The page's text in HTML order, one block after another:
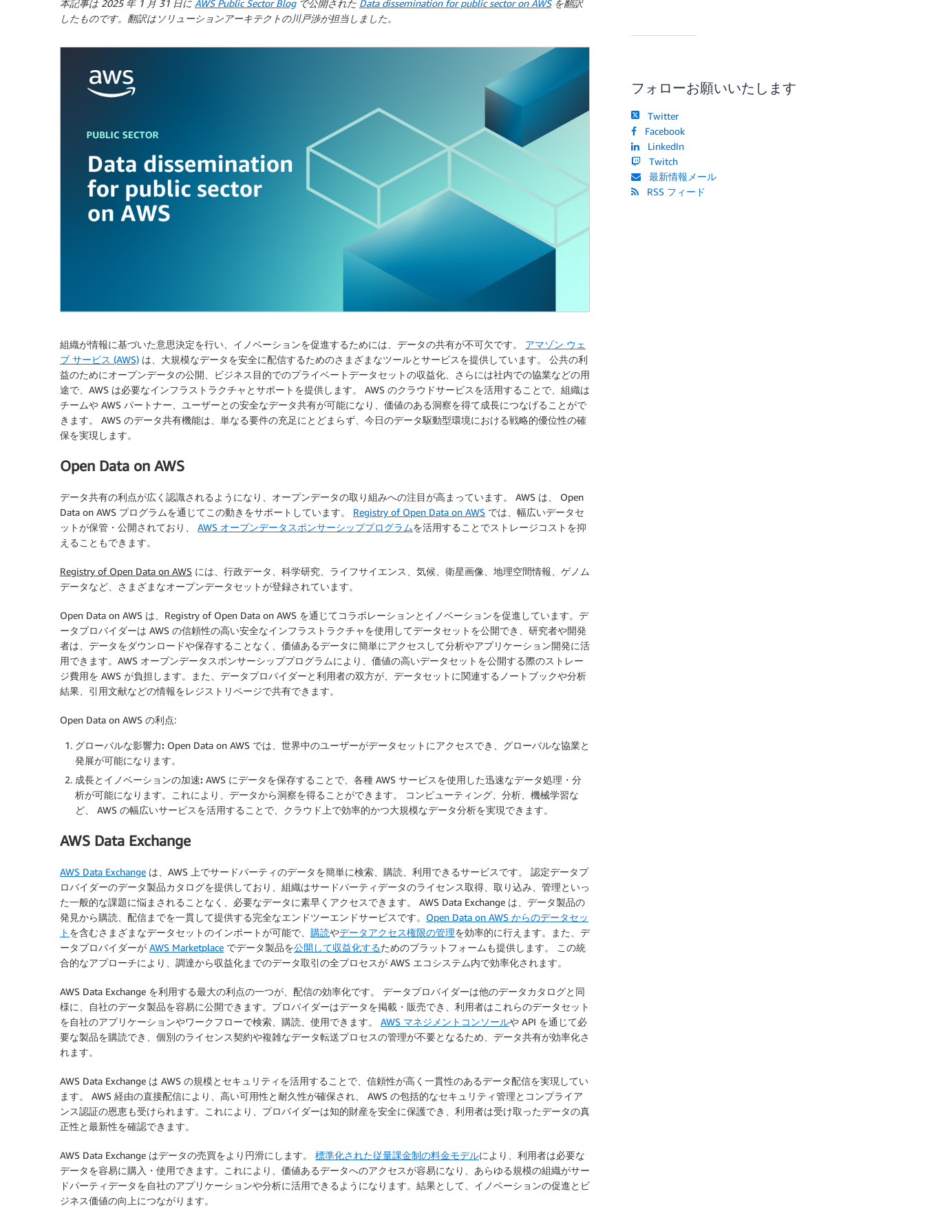
本記事は 2025 年 1 月 31 日に AWS Public Sector Blogで公開された Data dissemination for public sector on AWSを翻訳
したものです。翻訳はソリューションアーキテクトの川戸渉が担当しました。
組織が情報に基づいた意思決定を行い、イノベーションを促進するためには、データの共有が不可欠です。 アマゾン ウェ
ブ サービス (AWS) は、大規模なデータを安全に配信するためのさまざまなツールとサービスを提供しています。 公共の利
益のためにオープンデータの公開、ビジネス目的でのプライベートデータセットの収益化、さらには社内での協業などの用
途で、AWS は必要なインフラストラクチャとサポートを提供します。 AWS のクラウドサービスを活用することで、組織は
チームや AWS パートナー、ユーザーとの安全なデータ共有が可能になり、価値のある洞察を得て成長につなげることがで
きます。 AWS のデータ共有機能は、単なる要件の充足にとどまらず、今日のデータ駆動型環境における戦略的優位性の確
保を実現します。
Open Data on AWS
データ共有の利点が広く認識されるようになり、オープンデータの取り組みへの注目が高まっています。 AWS は、 Open
Data on AWS プログラムを通じてこの動きをサポートしています。 Registry of Open Data on AWS では、幅広いデータセ
ットが保管・公開されており、 AWS オープンデータスポンサーシッププログラムを活用することでストレージコストを抑
えることもできます。
Registry of Open Data on AWS には、行政データ、科学研究、ライフサイエンス、気候、衛星画像、地理空間情報、ゲノム
データなど、さまざまなオープンデータセットが登録されています。
Open Data on AWS は、Registry of Open Data on AWS を通じてコラボレーションとイノベーションを促進しています。デ
ータプロバイダーは AWS の信頼性の高い安全なインフラストラクチャを使用してデータセットを公開でき、研究者や開発
者は、データをダウンロードや保存することなく、価値あるデータに簡単にアクセスして分析やアプリケーション開発に活
用できます。AWS オープンデータスポンサーシッププログラムにより、価値の高いデータセットを公開する際のストレー
ジ費用を AWS が負担します。また、データプロバイダーと利用者の双方が、データセットに関連するノートブックや分析
結果、引用文献などの情報をレジストリページで共有できます。
Open Data on AWS の利点:
グローバルな影響力: Open Data on AWS では、世界中のユーザーがデータセットにアクセスでき、グローバルな協業と
発展が可能になります。
成長とイノベーションの加速: AWS にデータを保存することで、各種 AWS サービスを使用した迅速なデータ処理・分
析が可能になります。これにより、データから洞察を得ることができます。 コンピューティング、分析、機械学習な
ど、 AWS の幅広いサービスを活用することで、クラウド上で効率的かつ大規模なデータ分析を実現できます。
AWS Data Exchange
AWS Data Exchange は、AWS 上でサードパーティのデータを簡単に検索、購読、利用できるサービスです。 認定データプ
ロバイダーのデータ製品カタログを提供しており、組織はサードパーティデータのライセンス取得、取り込み、管理といっ
た一般的な課題に悩まされることなく、必要なデータに素早くアクセスできます。 AWS Data Exchange は、データ製品の
発見から購読、配信までを一貫して提供する完全なエンドツーエンドサービスです。 Open Data on AWS からのデータセッ
ト を含むさまざまなデータセットのインポートが可能で、 購読やデータアクセス権限の管理を効率的に行えます。また、デ
ータプロバイダーが AWS Marketplace でデータ製品を公開して収益化するためのプラットフォームも提供します。 この統
合的なアプローチにより、調達から収益化までのデータ取引の全プロセスが AWS エコシステム内で効率化されます。
AWS Data Exchange を利用する最大の利点の一つが、配信の効率化です。 データプロバイダーは他のデータカタログと同
様に、自社のデータ製品を容易に公開できます。プロバイダーはデータを掲載・販売でき、利用者はこれらのデータセット
を自社のアプリケーションやワークフローで検索、購読、使用できます。 AWS マネジメントコンソールや API を通じて必
要な製品を購読でき、個別のライセンス契約や複雑なデータ転送プロセスの管理が不要となるため、データ共有が効率化さ
れます。
AWS Data Exchange は AWS の規模とセキュリティを活用することで、信頼性が高く一貫性のあるデータ配信を実現してい
ます。 AWS 経由の直接配信により、高い可用性と耐久性が確保され、 AWS の包括的なセキュリティ管理とコンプライア
ンス認証の恩恵も受けられます。これにより、プロバイダーは知的財産を安全に保護でき、利用者は受け取ったデータの真
正性と最新性を確認できます。
AWS Data Exchange はデータの売買をより円滑にします。 標準化された従量課金制の料金モデルにより、利用者は必要な
データを容易に購入・使用できます。これにより、価値あるデータへのアクセスが容易になり、あらゆる規模の組織がサー
ドパーティデータを自社のアプリケーションや分析に活用できるようになります。結果として、イノベーションの促進とビ
ジネス価値の向上につながります。
フォローお願いいたします
Twitter
Facebook
LinkedIn
Twitch
最新情報メール
RSS フィード